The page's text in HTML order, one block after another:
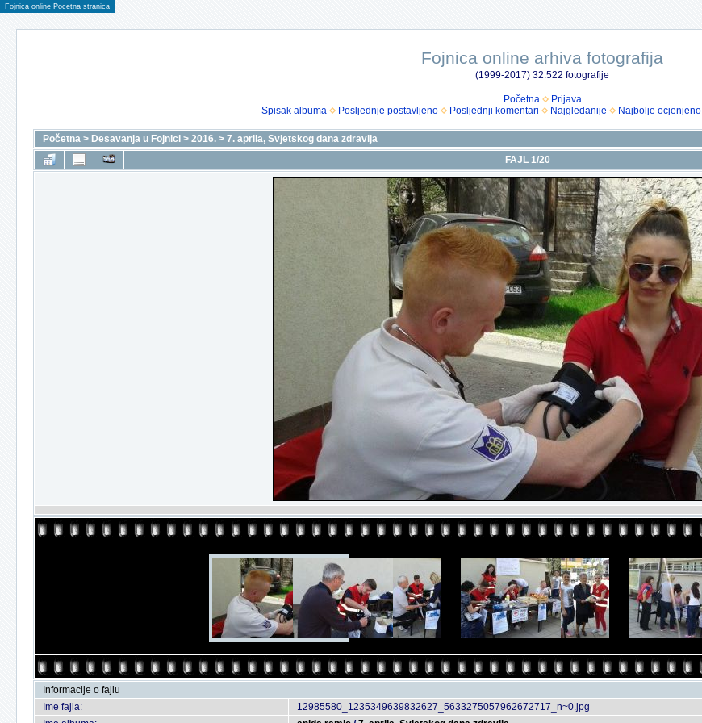
Fojnica online Pocetna stranica
Fojnica online arhiva fotografija
(1999-2017) 32.522 fotografije
Početna
Prijava
Spisak albuma
Posljednje postavljeno Posljednji komentari Najgledanije Najbolje ocjenjeno
Početna > Desavanja u Fojnici > 2016. > 7. aprila, Svjetskog dana zdravlja
FAJL 1/20
Informacije o fajlu
Ime fajla:
12985580_1235349639832627_5633275057962672717_n~0.jpg